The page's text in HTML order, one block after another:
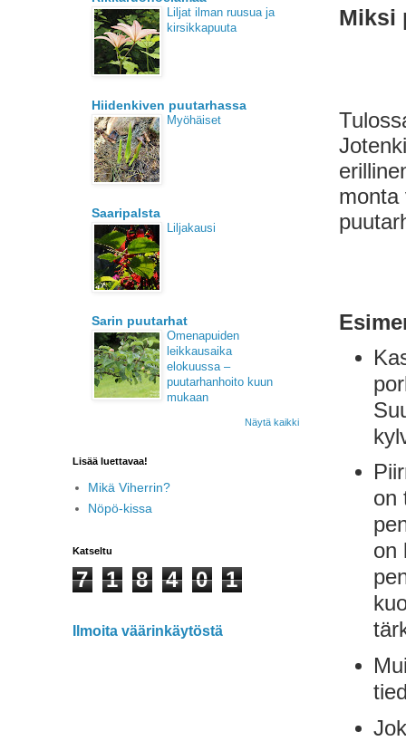
Miksi
monta
on
on
Liljat ilman ruusua ja
kirsikkapuuta
Hiidenkiven puutarhassa
Myöhäiset
Saaripalsta
Liljakausi
Sarin puutarhat
Omenapuiden
leikkausaika
elokuussa –
puutarhanhoito kuun
mukaan
Näytä kaikki
Lisää luettavaa!
Mikä Viherrin?
Nöpö-kissa
Katseltu
7 1 8 4 0 1
Ilmoita väärinkäytöstä